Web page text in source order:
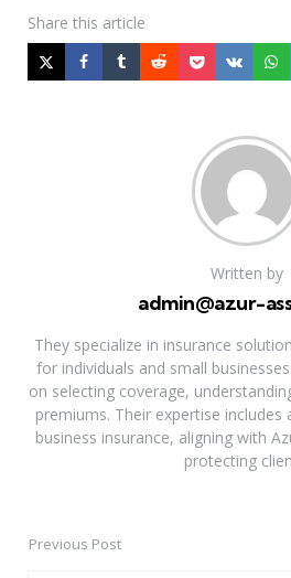
Share this article
Written by
admin@azur-
They specialize in insurance
for individuals and small
on selecting coverage,
premiums. Their expertise
business insurance, aligning with
protecting
PostPrevious Post